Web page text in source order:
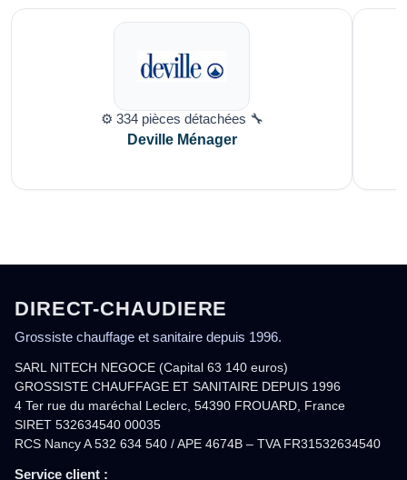
⚙️ 334 pièces détachées 🔧
Deville Ménager
DIRECT-CHAUDIERE
Grossiste chauffage et sanitaire depuis 1996.
SARL NITECH NEGOCE (Capital 63 140 euros)
GROSSISTE CHAUFFAGE ET SANITAIRE DEPUIS 1996
4 Ter rue du maréchal Leclerc, 54390 FROUARD, France
SIRET 532634540 00035
RCS Nancy A 532 634 540 / APE 4674B – TVA FR31532634540
Service client :